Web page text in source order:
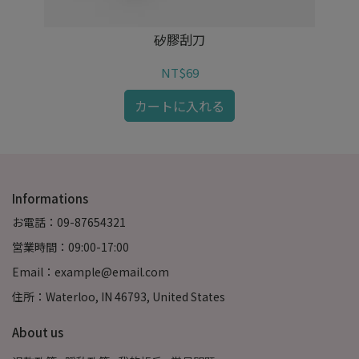
矽膠刮刀
NT$69
カートに入れる
Informations
お電話：09-87654321
営業時間：09:00-17:00
Email：example@email.com
住所：Waterloo, IN 46793, United States
About us